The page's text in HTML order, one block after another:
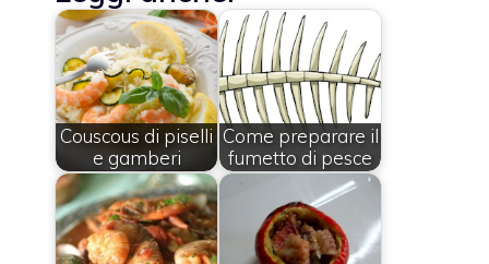
Couscous di piselli
e gamberi
Come preparare il
fumetto di pesce